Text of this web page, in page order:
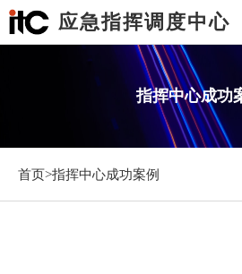
应急指挥调度中心
指挥中心成功
首页>指挥中心成功案例